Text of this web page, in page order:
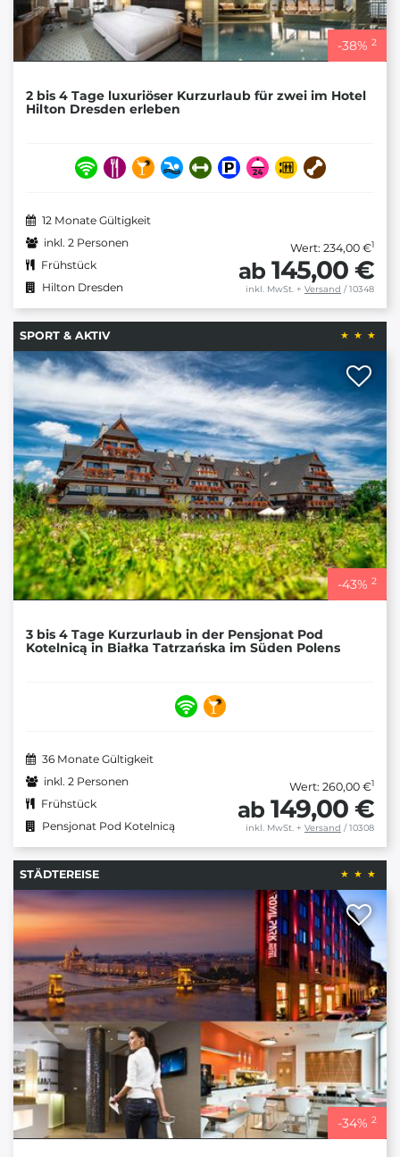
-38% 2
2 bis 4 Tage luxuriöser Kurzurlaub für zwei im Hotel
Hilton Dresden erleben
12 Monate Gültigkeit
inkl. 2 Personen
Frühstück
Hilton Dresden
Wert: 234,00 €1
ab 145,00 €
inkl. MwSt. + Versand / 10348
SPORT & AKTIV
-43% 2
3 bis 4 Tage Kurzurlaub in der Pensjonat Pod
Kotelnicą in Białka Tatrzańska im Süden Polens
36 Monate Gültigkeit
inkl. 2 Personen
Frühstück
Pensjonat Pod Kotelnicą
Wert: 260,00 €1
ab 149,00 €
inkl. MwSt. + Versand / 10308
STÄDTEREISE
-34% 2